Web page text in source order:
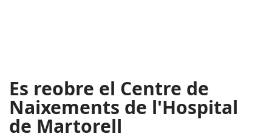
Es reobre el Centre de
Naixements de l'Hospital
de Martorell